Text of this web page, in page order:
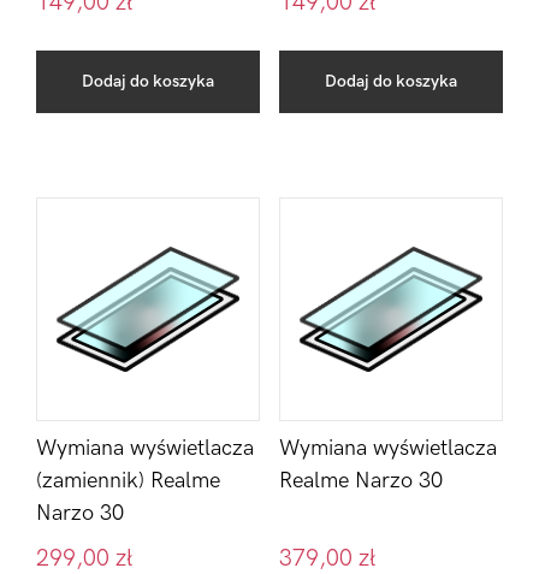
Dodaj do koszyka Dodaj do koszyka
Wymiana wyświetlacza
(zamiennik) Realme
Narzo 30
299,00 zł
Wymiana wyświetlacza
Realme Narzo 30
379,00 zł